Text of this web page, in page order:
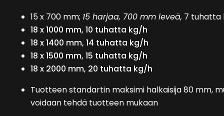
15 x 700 mm; 15 harjaa, 700 mm leveä, 7 tuhatta
18 x 1000 mm, 10 tuhatta kg/h
18 x 1400 mm, 14 tuhatta kg/h
18 x 1500 mm, 15 tuhatta kg/h
18 x 2000 mm, 20 tuhatta kg/h
Tuotteen standartin maksimi halkaisija 80 mm,
voidaan tehdä tuotteen mukaan